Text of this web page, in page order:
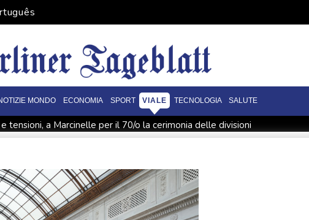
MONDO ECONOMIA SPORT VIALE TECNOLOGIA SALUTE
tensioni, a Marcinelle per il 70/o la cerimonia delle divisioni
Mosca rivendica cattura altra località e attacco a nave ucraina 'con armi'
dalla Romania esplode vicino a gasdotto bulgaro